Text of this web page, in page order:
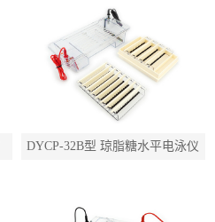
DYCP-32B型 琼脂糖水平电泳仪